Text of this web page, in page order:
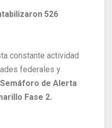
526
constante actividad
federales y
Semáforo de Alerta
Fase 2.